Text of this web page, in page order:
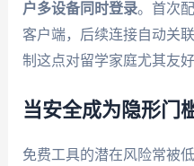
户多设备同时登录。首次
客户端，后续连接自动关
制这点对留学家庭尤其友好
当安全成为隐形门
免费工具的潜在风险常被